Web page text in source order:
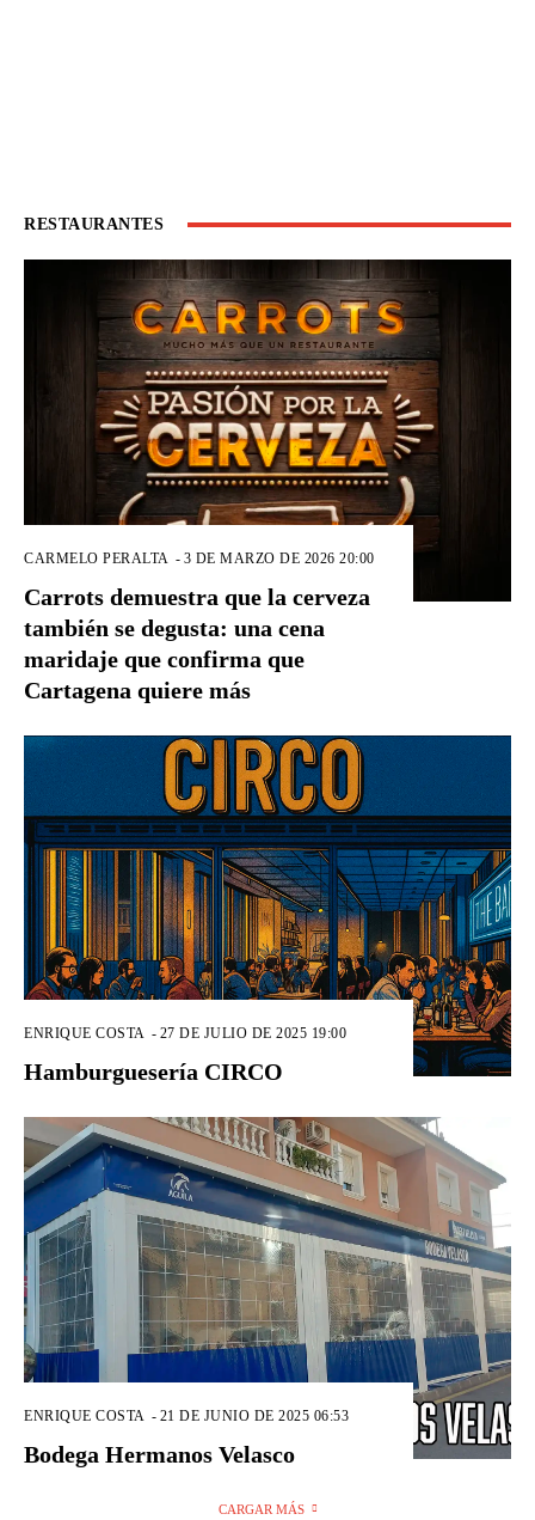
RESTAURANTES
CARMELO PERALTA - 3 DE MARZO DE 2026 20:00
Carrots demuestra que la cerveza
también se degusta: una cena
maridaje que confirma que
Cartagena quiere más
ENRIQUE COSTA - 27 DE JULIO DE 2025 19:00
Hamburguesería CIRCO
ENRIQUE COSTA - 21 DE JUNIO DE 2025 06:53
Bodega Hermanos Velasco
CARGAR MÁS